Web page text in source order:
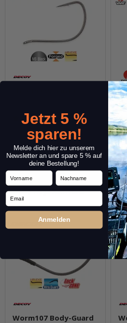
(1)
3,99 €*
Packung: 9 Stk.
Varianten: 4
Zum Artikel
Frage zum Artikel
Worm107 Body-Guard
Jetzt 5 %
sparen!
Melde dich hier zu unserem
Newsletter an und spare 5 % auf
deine Bestellung!
Vorname Nachname
Email
Anmelden